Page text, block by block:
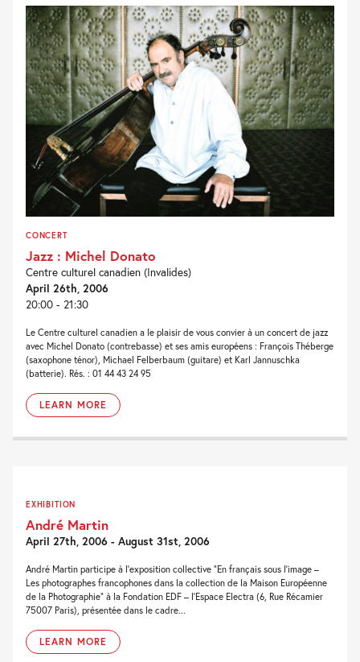
CONCERT
Jazz : Michel Donato
Centre culturel canadien (Invalides)
April 26th, 2006
20:00 - 21:30
Le Centre culturel canadien a le plaisir de vous convier à un concert de jazz
avec Michel Donato (contrebasse) et ses amis européens : François Théberge
(saxophone ténor), Michael Felberbaum (guitare) et Karl Jannuschka
(batterie). Rés. : 01 44 43 24 95
LEARN MORE
EXHIBITION
André Martin
April 27th, 2006 - August 31st, 2006
André Martin participe à l’exposition collective “En français sous l’image –
Les photographes francophones dans la collection de la Maison Européenne
de la Photographie” à la Fondation EDF – l’Espace Electra (6, Rue Récamier
75007 Paris), présentée dans le cadre...
LEARN MORE